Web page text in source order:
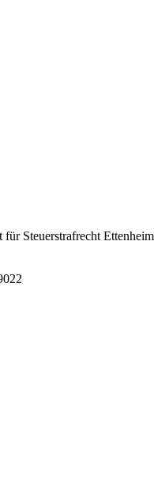
Steuerstrafrecht